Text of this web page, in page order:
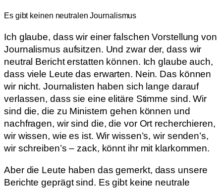
Es gibt keinen neutralen Journalismus
Ich glaube, dass wir einer falschen Vorstellung von
Journalismus aufsitzen. Und zwar der, dass wir
neutral Bericht erstatten können. Ich glaube auch,
dass viele Leute das erwarten. Nein. Das können
wir nicht. Journalisten haben sich lange darauf
verlassen, dass sie eine elitäre Stimme sind. Wir
sind die, die zu Ministern gehen können und
nachfragen, wir sind die, die vor Ort recherchieren,
wir wissen, wie es ist. Wir wissen’s, wir senden’s,
wir schreiben’s – zack, könnt ihr mit klarkommen.
Aber die Leute haben das gemerkt, dass unsere
Berichte geprägt sind. Es gibt keine neutrale